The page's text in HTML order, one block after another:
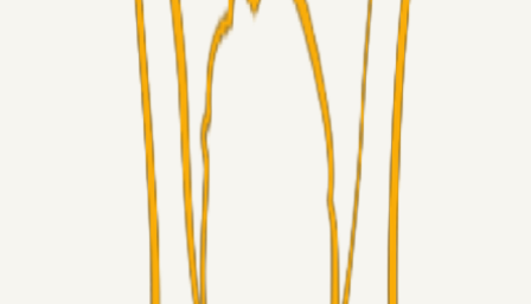
04. aug. 2026
5. Forudsigelser op til Horsens kampen.
RasmusStephansen
04. aug. 2026
Nørgaards Lever Hug, Skaktræk Mod En Utålmodig
RasmusStephansen04. aug. 2026
Har GFH løsnet grebet...?